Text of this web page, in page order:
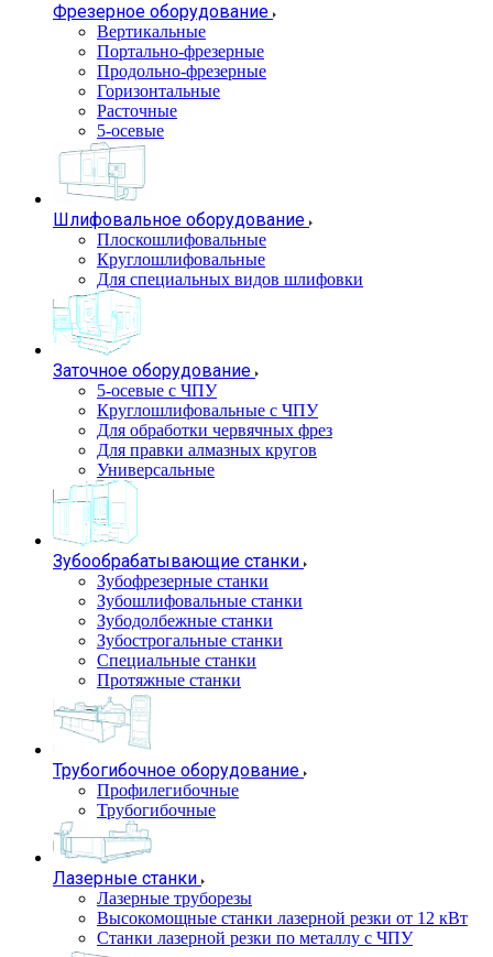
Фрезерное оборудование
Вертикальные
Портально-фрезерные
Продольно-фрезерные
Горизонтальные
Расточные
5-осевые
Шлифовальное оборудование
Плоскошлифовальные
Круглошлифовальные
Для специальных видов шлифовки
Заточное оборудование
5-осевые с ЧПУ
Круглошлифовальные с ЧПУ
Для обработки червячных фрез
Для правки алмазных кругов
Универсальные
Зубообрабатывающие станки
Зубофрезерные станки
Зубошлифовальные станки
Зубодолбежные станки
Зубострогальные станки
Специальные станки
Протяжные станки
Трубогибочное оборудование
Профилегибочные
Трубогибочные
Лазерные станки
Лазерные труборезы
Высокомощные станки лазерной резки от 12 кВт
Станки лазерной резки по металлу с ЧПУ